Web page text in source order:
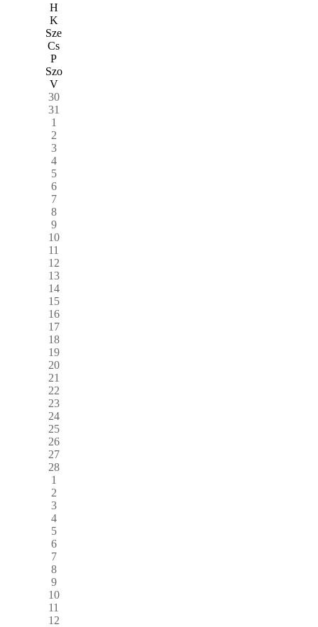
H
K
Sze
Cs
P
Szo
V
30
31
1
2
3
4
5
6
7
8
9
10
11
12
13
14
15
16
17
18
19
20
21
22
23
24
25
26
27
28
1
2
3
4
5
6
7
8
9
10
11
12